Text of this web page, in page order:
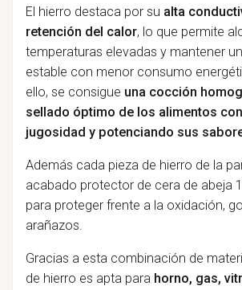
El hierro destaca por su alta
retención del calor, lo que permite
temperaturas elevadas y mantener
estable con menor consumo
ello, se consigue una cocción
sellado óptimo de los alimentos
jugosidad y potenciando sus
Además cada pieza de hierro de la
acabado protector de cera de abeja
para proteger frente a la oxidación,
arañazos.
Gracias a esta combinación de
de hierro es apta parahorno, gas,